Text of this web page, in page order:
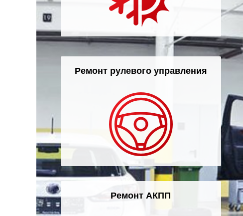
Ремонт рулевого управления
Ремонт АКПП